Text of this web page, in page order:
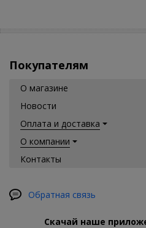
Покупателям
О магазине
Новости
Оплата и доставка
О компании
Контакты
Обратная связь
Скачай наше